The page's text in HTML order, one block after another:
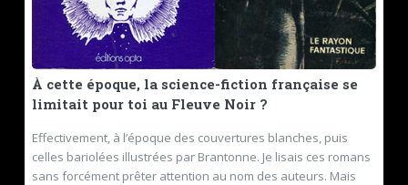
À cette époque, la science-fiction française se
limitait pour toi au Fleuve Noir ?
Effectivement, à l’époque des couvertures blanches, puis
celles bariolées illustrées par Brantonne. Je lisais ces romans
sans forcément prêter attention au nom des auteurs. Mais